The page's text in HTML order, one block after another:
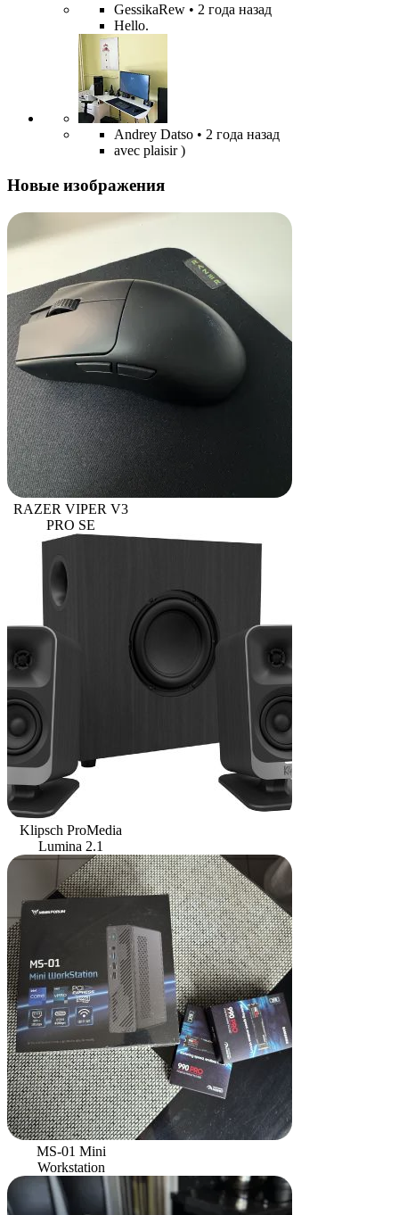
GessikaRew • 2 года назад
Hello.
Andrey Datso • 2 года назад
avec plaisir )
Новые изображения
RAZER VIPER V3
PRO SE
Klipsch ProMedia
Lumina 2.1
MS-01 Mini
Workstation